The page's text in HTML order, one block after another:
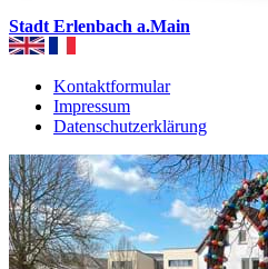
Stadt Erlenbach a.Main
Kontaktformular
Impressum
Datenschutzerklärung